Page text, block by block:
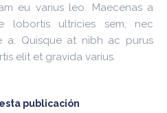
eu varius leo. Maecenas a
lobortis ultricies sem, nec
a. Quisque at nibh ac purus
elit et gravida varius.
publicación